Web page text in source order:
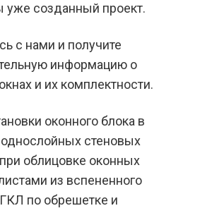
созданный проект.
с нами и получите
информацию о
и их комплектности.
оконного блока в
стеновых
облицовке оконных
из вспененного
по обрешетке и